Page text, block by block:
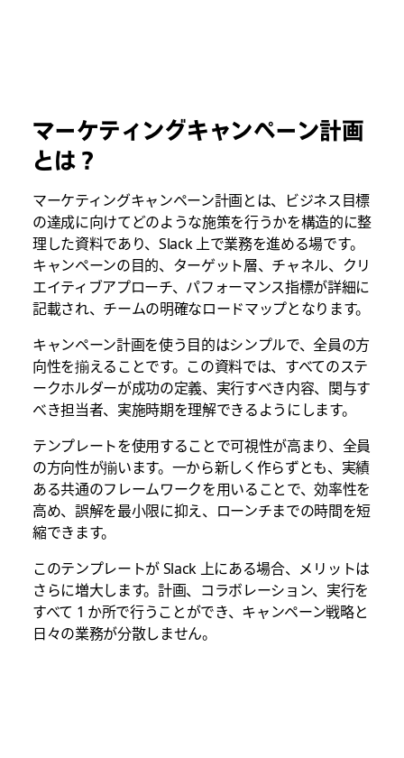
マーケティングキャンペーン計画
とは？
マーケティングキャンペーン計画とは、ビジネス目標
の達成に向けてどのような施策を行うかを構造的に整
理した資料であり、Slack 上で業務を進める場です。
キャンペーンの目的、ターゲット層、チャネル、クリ
エイティブアプローチ、パフォーマンス指標が詳細に
記載され、チームの明確なロードマップとなります。
キャンペーン計画を使う目的はシンプルで、全員の方
向性を揃えることです。この資料では、すべてのステ
ークホルダーが成功の定義、実行すべき内容、関与す
べき担当者、実施時期を理解できるようにします。
テンプレートを使用することで可視性が高まり、全員
の方向性が揃います。一から新しく作らずとも、実績
ある共通のフレームワークを用いることで、効率性を
高め、誤解を最小限に抑え、ローンチまでの時間を短
縮できます。
このテンプレートが Slack 上にある場合、メリットは
さらに増大します。計画、コラボレーション、実行を
すべて 1 か所で行うことができ、キャンペーン戦略と
日々の業務が分散しません。